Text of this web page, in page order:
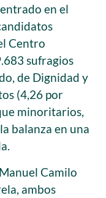
en el
Centro
sufragios
de Dignidad y
(4,26 por
minoritarios,
balanza en una
Camilo
ambos